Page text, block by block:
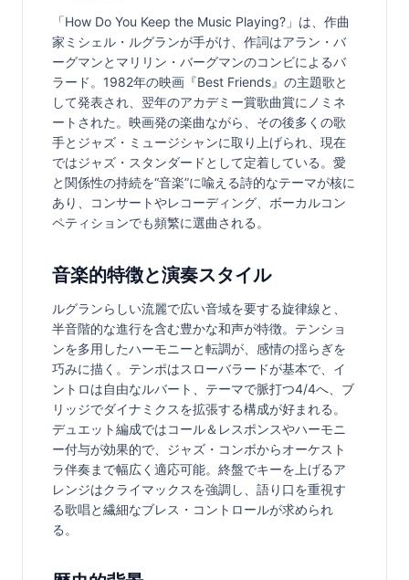
「How Do You Keep the Music Playing?」は、作曲
家ミシェル・ルグランが手がけ、作詞はアラン・バ
ーグマンとマリリン・バーグマンのコンビによるバ
ラード。1982年の映画『Best Friends』の主題歌と
して発表され、翌年のアカデミー賞歌曲賞にノミネ
ートされた。映画発の楽曲ながら、その後多くの歌
手とジャズ・ミュージシャンに取り上げられ、現在
ではジャズ・スタンダードとして定着している。愛
と関係性の持続を“音楽”に喩える詩的なテーマが核に
あり、コンサートやレコーディング、ボーカルコン
ペティションでも頻繁に選曲される。
音楽的特徴と演奏スタイル
ルグランらしい流麗で広い音域を要する旋律線と、
半音階的な進行を含む豊かな和声が特徴。テンショ
ンを多用したハーモニーと転調が、感情の揺らぎを
巧みに描く。テンポはスローバラードが基本で、イ
ントロは自由なルバート、テーマで脈打つ4/4へ、ブ
リッジでダイナミクスを拡張する構成が好まれる。
デュエット編成ではコール＆レスポンスやハーモニ
ー付与が効果的で、ジャズ・コンボからオーケスト
ラ伴奏まで幅広く適応可能。終盤でキーを上げるア
レンジはクライマックスを強調し、語り口を重視す
る歌唱と繊細なブレス・コントロールが求められ
る。